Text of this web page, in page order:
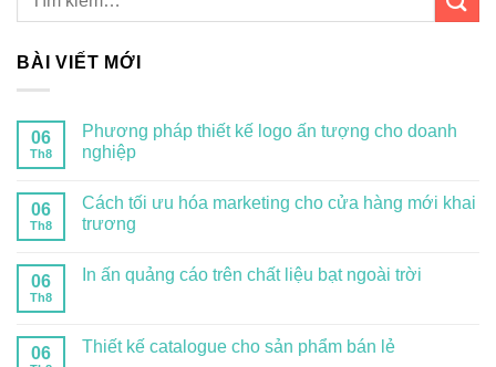
BÀI VIẾT MỚI
06
Th8
Phương pháp thiết kế logo ấn tượng cho doanh
nghiệp
06
Th8
Cách tối ưu hóa marketing cho cửa hàng mới khai
trương
06
Th8
In ấn quảng cáo trên chất liệu bạt ngoài trời
06 Thiết kế catalogue cho sản phẩm bán lẻ